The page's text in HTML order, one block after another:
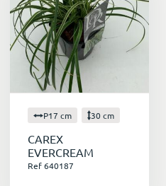
P17 cm 30 cm
CAREX
EVERCREAM
Ref 640187